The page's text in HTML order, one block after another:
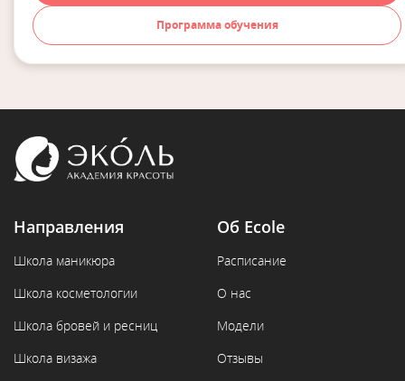
Программа обучения
Направления
Школа маникюра
Школа косметологии
Школа бровей и ресниц
Школа визажа
Об Ecole
Расписание
О нас
Модели
Отзывы